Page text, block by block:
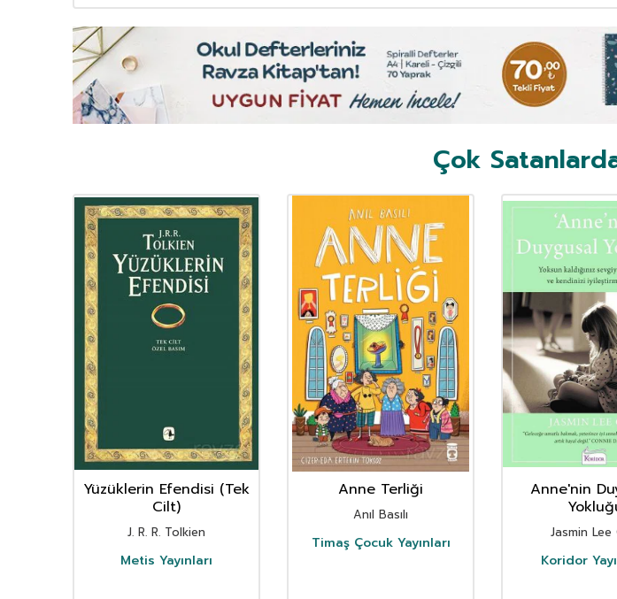
Çok
Yüzüklerin Efendisi (Tek
Cilt)
J. R. R. Tolkien
Metis Yayınları
Anne Terliği
Anıl Basılı
Timaş Çocuk Yayınları
Anne'nin
Jasmin Lee
Koridor